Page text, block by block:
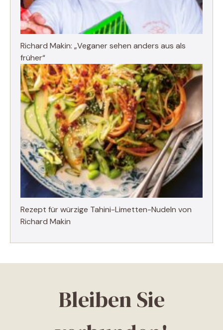
Richard Makin: „Veganer sehen anders aus als
früher“
Rezept für würzige Tahini-Limetten-Nudeln von
Richard Makin
Bleiben Sie